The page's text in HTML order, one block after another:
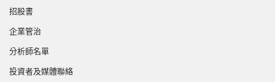
招股書
企業管治
分析師名單
投資者及媒體聯絡